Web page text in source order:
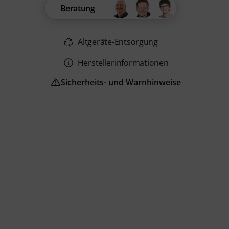
Beratung
Altgeräte-Entsorgung
Herstellerinformationen
Sicherheits- und Warnhinweise